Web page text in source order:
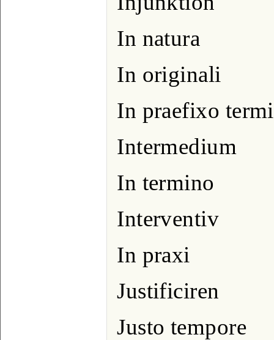
In natura
In originali
In praefixo
Intermedium
In termino
Interventiv
In praxi
Justificiren
Justo tempore